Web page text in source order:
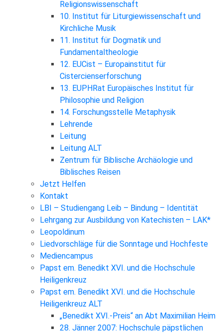
Religionswissenschaft
10. Institut für Liturgiewissenschaft und
Kirchliche Musik
11. Institut für Dogmatik und
Fundamentaltheologie
12. EUCist – Europainstitut für
Cistercienserforschung
13. EUPHRat Europäisches Institut für
Philosophie und Religion
14. Forschungsstelle Metaphysik
Lehrende
Leitung
Leitung ALT
Zentrum für Biblische Archäologie und
Biblisches Reisen
Jetzt Helfen
Kontakt
LBI – Studiengang Leib – Bindung – Identität
Lehrgang zur Ausbildung von Katechisten – LAK*
Leopoldinum
Liedvorschläge für die Sonntage und Hochfeste
Mediencampus
Papst em. Benedikt XVI. und die Hochschule
Heiligenkreuz
Papst em. Benedikt XVI. und die Hochschule
Heiligenkreuz ALT
„Benedikt XVI.-Preis“ an Abt Maximilian Heim
28. Jänner 2007: Hochschule päpstlichen